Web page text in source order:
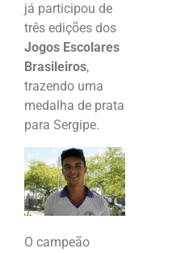
já participou de
três edições dos
Jogos Escolares
Brasileiros,
trazendo uma
medalha de prata
para Sergipe.
O campeão